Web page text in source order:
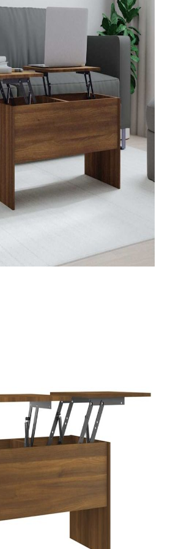
Подложки за фитнес уреди
Йога и пилатес
Tweet